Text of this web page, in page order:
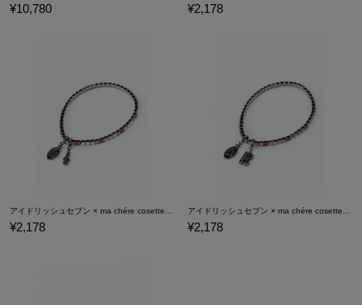
¥10,780 ¥2,178
アイドリッシュセブン × ma chére cosette? 八乙女 楽 モデル ブレスレット アクセサリー
¥2,178
アイドリッシュセブン × ma chére cosette? 九条 天 モデルブレスレット アクセサリー
¥2,178